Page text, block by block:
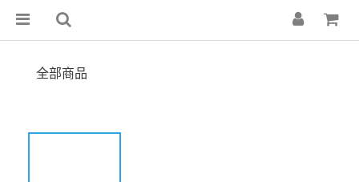
全部商品